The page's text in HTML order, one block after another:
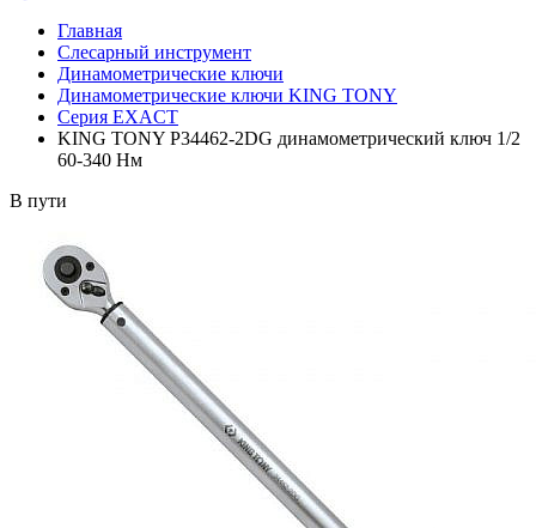
Главная
Слесарный инструмент
Динамометрические ключи
Динамометрические ключи KING TONY
Серия EXACT
KING TONY P34462-2DG динамометрический ключ 1/2
60-340 Нм
В пути